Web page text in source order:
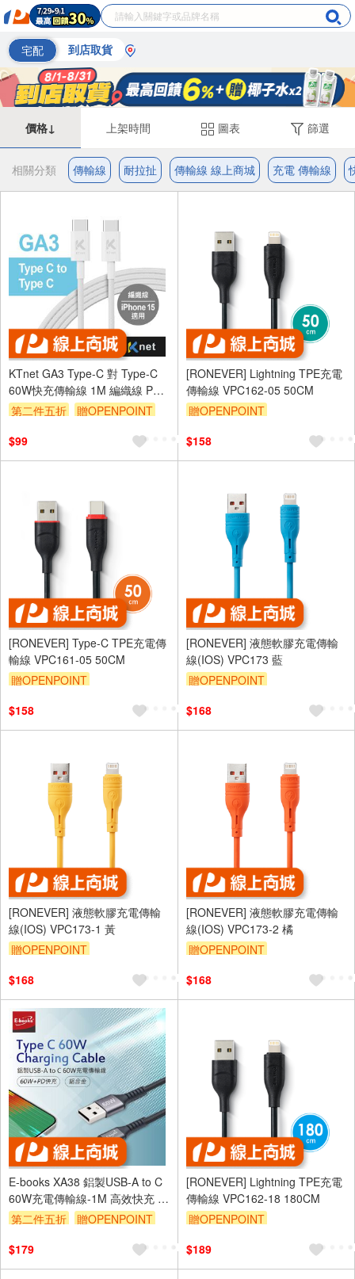
宅配 到店取貨
價格↓ 上架時間 圖表 篩選
相關分類 傳輸線 耐拉扯 傳輸線 線上商城 充電 傳輸線
KTnet GA3 Type-C 對 Type-C
60W快充傳輸線 1M 編織線 PD
支援 iPhone 15
第二件五折
贈OPENPOINT
（運費不算在 2000 元的範圍
內）
$99
[RONEVER] Lightning TPE充電
傳輸線 VPC162-05 50CM
贈OPENPOINT
$158
[RONEVER] Type-C TPE充電傳
輸線 VPC161-05 50CM
贈OPENPOINT
$158
[RONEVER] 液態軟膠充電傳輸
線(IOS) VPC173 藍
贈OPENPOINT
$168
[RONEVER] 液態軟膠充電傳輸
線(IOS) VPC173-1 黃
贈OPENPOINT
$168
[RONEVER] 液態軟膠充電傳輸
線(IOS) VPC173-2 橘
贈OPENPOINT
$168
E-books XA38 鋁製USB-A to C
60W充電傳輸線-1M 高效快充 耐
用設計 支援資料傳輸
第二件五折
贈OPENPOINT
（運費不算在 2000 元的範圍
內）
$179
[RONEVER] Lightning TPE充電
傳輸線 VPC162-18 180CM
贈OPENPOINT
$189